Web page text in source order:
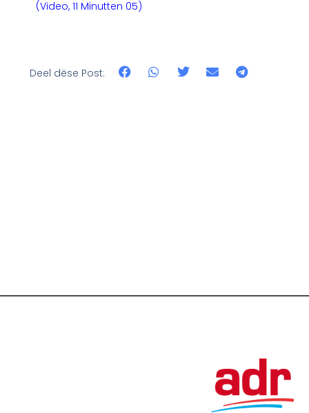
(Video, 11 Minutten 05)
Deel dëse Post: